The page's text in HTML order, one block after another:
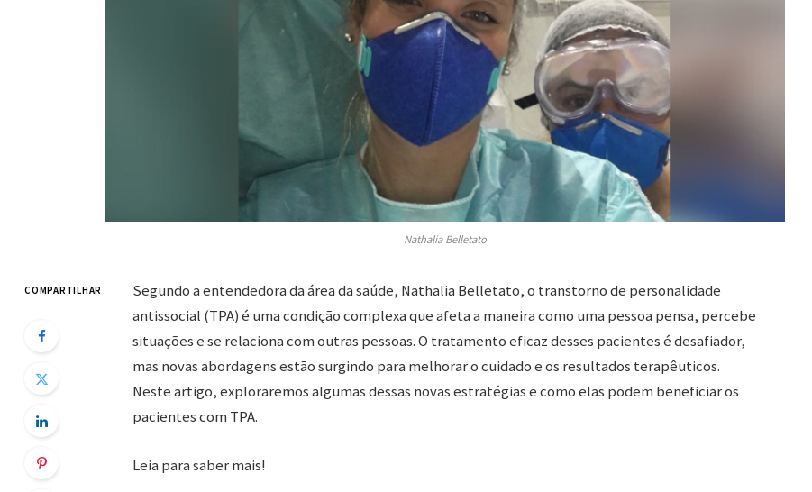
Nathalia Belletato
COMPARTILHAR
Segundo a entendedora da área da saúde, Nathalia Belletato, o transtorno de personalidade
antissocial (TPA) é uma condição complexa que afeta a maneira como uma pessoa pensa, percebe
situações e se relaciona com outras pessoas. O tratamento eficaz desses pacientes é desafiador,
mas novas abordagens estão surgindo para melhorar o cuidado e os resultados terapêuticos.
Neste artigo, exploraremos algumas dessas novas estratégias e como elas podem beneficiar os
pacientes com TPA.
Leia para saber mais!